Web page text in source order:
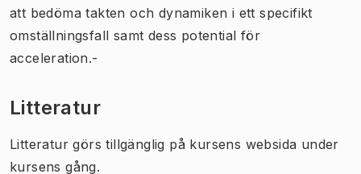
att bedöma takten och dynamiken i ett specifikt
omställningsfall samt dess potential för
acceleration.-
Litteratur
Litteratur görs tillgänglig på kursens websida under
kursens gång.